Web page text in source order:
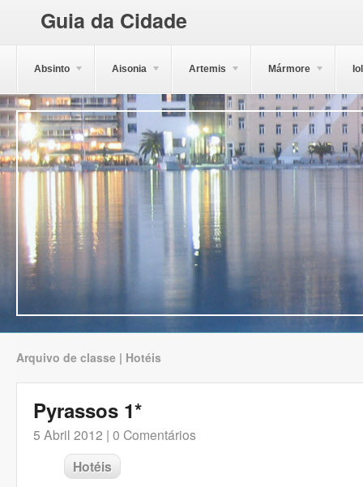
Guia da Cidade
Absinto Aisonia Artemis Mármore
Arquivo de classe | Hotéis
Pyrassos 1*
5 Abril 2012 | 0 Comentários
Hotéis